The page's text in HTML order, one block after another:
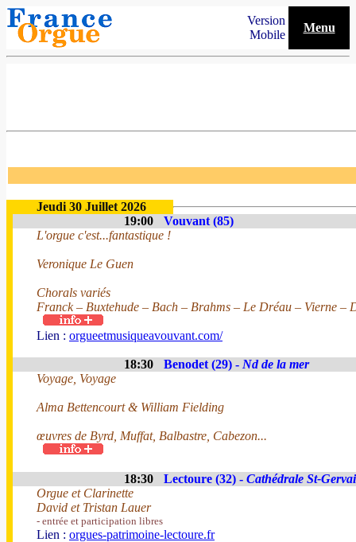
Version
Mobile
Menu
Jeudi 30 Juillet 2026
19:00
Vouvant (85)
L'orgue c'est...fantastique !
Veronique Le Guen
Chorals variés
Franck – Buxtehude – Bach – Brahms – Le Dréau – Vierne –
Lien : orgueetmusiqueavouvant.com/
18:30 Benodet (29) - Nd de la mer
Voyage, Voyage
Alma Bettencourt & William Fielding
œuvres de Byrd, Muffat, Balbastre, Cabezon...
18:30 Lectoure (32) - Cathédrale St-
Orgue et Clarinette
David et Tristan Lauer
- entrée et participation libres
Lien : orgues-patrimoine-lectoure.fr